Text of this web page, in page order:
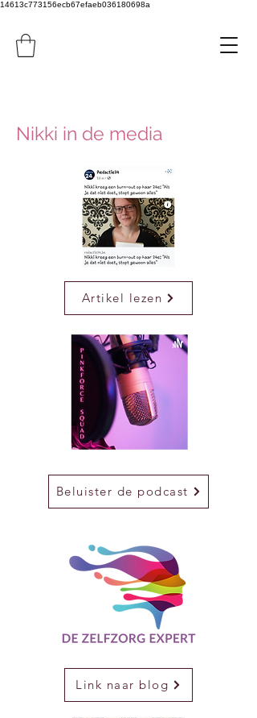
14613c773156ecb67efaeb036180698a
Nikki in de media
Artikel lezen
Beluister de podcast
Link naar blog